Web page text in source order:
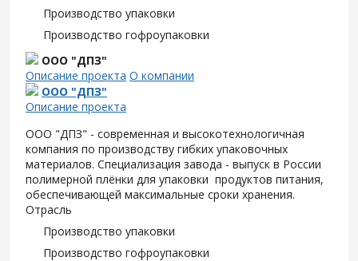
Производство упаковки
Производство гофроупаковки
ООО "ДПЗ"
Описание проекта О компании
ООО "ДПЗ"
Описание проекта
ООО "ДПЗ" - современная и высокотехнологичная
компания по производству гибких упаковочных
материалов. Специализация завода - выпуск в России
полимерной плёнки для упаковки продуктов питания,
обеспечивающей максимальные сроки хранения.
Отрасль
Производство упаковки
Производство гофроупаковки